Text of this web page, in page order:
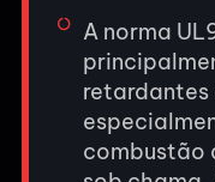
A norma
retardantes
combustão